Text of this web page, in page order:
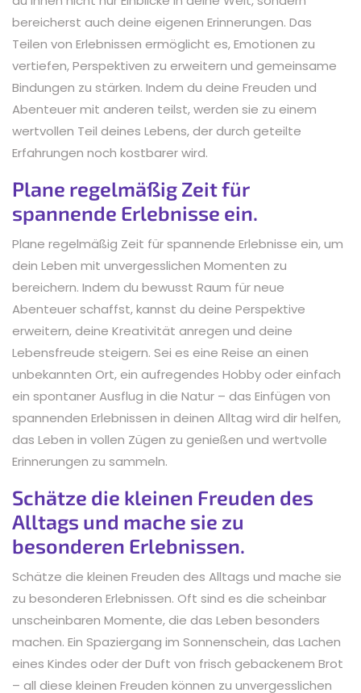
bereicherst auch deine eigenen Erinnerungen. Das
Teilen von Erlebnissen ermöglicht es, Emotionen zu
vertiefen, Perspektiven zu erweitern und gemeinsame
Bindungen zu stärken. Indem du deine Freuden und
Abenteuer mit anderen teilst, werden sie zu einem
wertvollen Teil deines Lebens, der durch geteilte
Erfahrungen noch kostbarer wird.
Plane regelmäßig Zeit für
spannende Erlebnisse ein.
Plane regelmäßig Zeit für spannende Erlebnisse ein, um
dein Leben mit unvergesslichen Momenten zu
bereichern. Indem du bewusst Raum für neue
Abenteuer schaffst, kannst du deine Perspektive
erweitern, deine Kreativität anregen und deine
Lebensfreude steigern. Sei es eine Reise an einen
unbekannten Ort, ein aufregendes Hobby oder einfach
ein spontaner Ausflug in die Natur – das Einfügen von
spannenden Erlebnissen in deinen Alltag wird dir helfen,
das Leben in vollen Zügen zu genießen und wertvolle
Erinnerungen zu sammeln.
Schätze die kleinen Freuden des
Alltags und mache sie zu
besonderen Erlebnissen.
Schätze die kleinen Freuden des Alltags und mache sie
zu besonderen Erlebnissen. Oft sind es die scheinbar
unscheinbaren Momente, die das Leben besonders
machen. Ein Spaziergang im Sonnenschein, das Lachen
eines Kindes oder der Duft von frisch gebackenem Brot
– all diese kleinen Freuden können zu unvergesslichen